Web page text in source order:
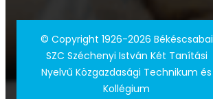
© Copyright 1926-2026 Békéscsabai
SZC Széchenyi István Két Tanítási
Nyelvű Közgazdasági Technikum és
Kollégium